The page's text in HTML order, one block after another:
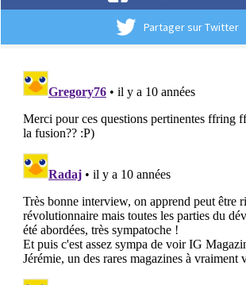
Partager sur Twitter